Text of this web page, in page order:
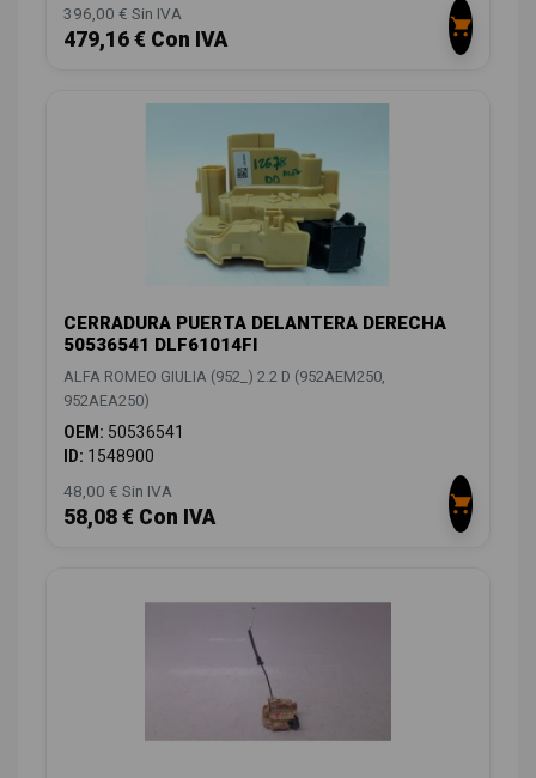
396,00 € Sin IVA
479,16 € Con IVA
CERRADURA PUERTA DELANTERA DERECHA
50536541 DLF61014FI
ALFA ROMEO GIULIA (952_) 2.2 D (952AEM250,
952AEA250)
OEM: 50536541
ID: 1548900
48,00 € Sin IVA
58,08 € Con IVA